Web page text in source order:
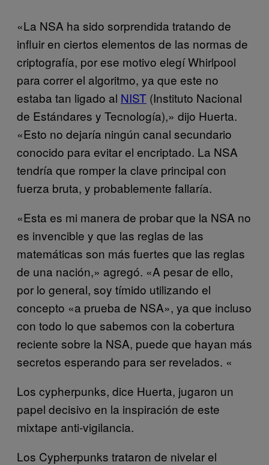
«La NSA ha sido sorprendida tratando de
influir en ciertos elementos de las normas de
criptografía, por ese motivo elegí Whirlpool
para correr el algoritmo, ya que este no
estaba tan ligado al NIST (Instituto Nacional
de Estándares y Tecnología),» dijo Huerta.
«Esto no dejaría ningún canal secundario
conocido para evitar el encriptado. La NSA
tendría que romper la clave principal con
fuerza bruta, y probablemente fallaría.
«Esta es mi manera de probar que la NSA no
es invencible y que las reglas de las
matemáticas son más fuertes que las reglas
de una nación,» agregó. «A pesar de ello,
por lo general, soy tímido utilizando el
concepto «a prueba de NSA», ya que incluso
con todo lo que sabemos con la cobertura
reciente sobre la NSA, puede que hayan más
secretos esperando para ser revelados. «
Los cypherpunks, dice Huerta, jugaron un
papel decisivo en la inspiración de este
mixtape anti-vigilancia.
Los Cypherpunks trataron de nivelar el